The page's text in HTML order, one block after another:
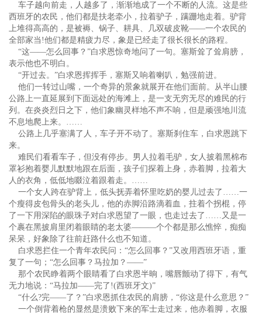
车子越向前走，人越多了，渐渐地成了一个不断的人流。这是些
西班牙的农民，他们都是扶老牵小，拉着驴子，蹒跚地走着。驴背
上堆得高高的，是被褥、锅子、耕具、几双破皮靴——一个农民的
全部家当!他们都是精疲力尽，象是已经走了很长很长的路程。
“这——怎么回事？”白求恩惊奇地问了一句。塞斯耸了耸肩膀，
表示他也不明白。
“开过去。”白求恩挥挥手，塞斯又响着喇叭，勉强前进。
他们一转过山嘴，一个奇异的景象就展开在他们面前。从半山腰
公路上一直延展到下面远处的海滩上，是一支无穷无尽的难民的行
列。在炎炎烈日之下，他们象幽灵样地不声不响，但是顽强地川流
不息地爬上来。……
公路上几乎塞满了人，车子开不动了。塞斯刹住车，白求恩跳下
来。
难民们看看车子，但没有停步。男人拉着毛驴，女人披着黑棉布
罩衫抱着婴儿默默地跟在后面，孩子们探着上身，赤着脚，拉着大
人的衣角，低低地啜泣着跟着走。……
一个女人跨在驴背上，低头抚弄着怀里吃奶的婴儿过去了……一
个瘦得皮包骨头的老头儿，他的赤脚沿路滴着血，拄着个拐棍，停
了一下用深陷的眼珠子对白求恩望了一眼，也走过去了……又是一
个裹在黑披肩里闭着眼睛的老太婆———个个都是那么憔悴，痴痴
呆呆，好象除了往前赶路什么也不知道。
白求恩拦住一个青年农民问：“怎么回事？”又改用西班牙语，重
复了一句；“怎么回事？马拉加？——”
那个农民睁着两个眼睛看了白求恩半晌，嘴唇颤动了得下，有气
无力地说：“马拉加——完了!(西班牙文)”
“什么?完——了？”白求恩抓住农民的肩膀，“你这是什么意思？”
一个倒背着枪的显然是溃败下来的军士走过来，他赤着脚，衣服